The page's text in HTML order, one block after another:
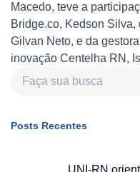
Macedo, teve a
Bridge.co, Kedson Silva,
Gilvan Neto, e da
inovação Centelha RN,
Posts Recentes
UNI-RN